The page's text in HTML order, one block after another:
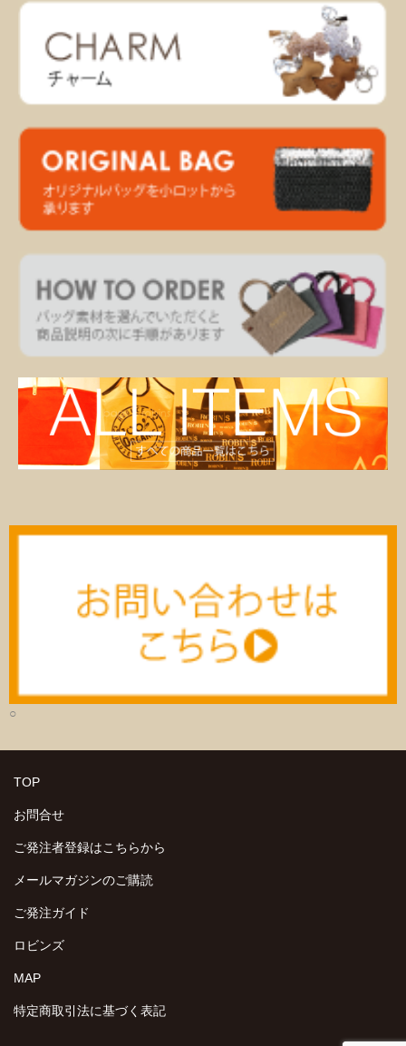
○
TOP
お問合せ
ご発注者登録はこちらから
メールマガジンのご購読
ご発注ガイド
ロビンズ
MAP
特定商取引法に基づく表記